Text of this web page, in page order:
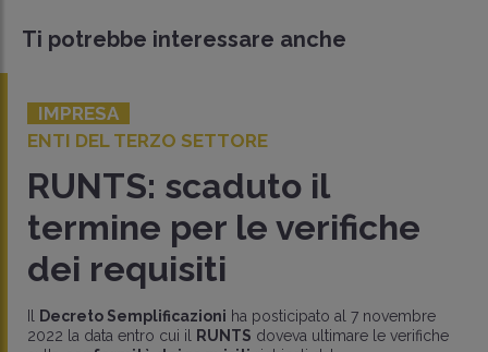
Ti potrebbe interessare anche
IMPRESA
ENTI DEL TERZO SETTORE
RUNTS: scaduto il
termine per le verifiche
dei requisiti
Decreto Semplificazioni ha posticipato al 7 novembre
2022 la data entro cui il
RUNTS doveva ultimare le verifiche